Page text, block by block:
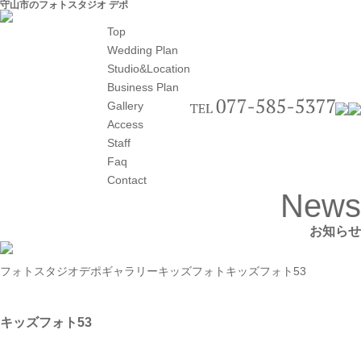
守山市のフォトスタジオ デポ
Top
Wedding Plan
Studio&Location
Business Plan
Gallery
Access
Staff
Faq
Contact
News
お知らせ
フォトスタジオデポギャラリーキッズフォト キッズフォト53
キッズフォト53